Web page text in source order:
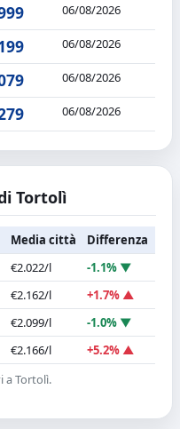
06/08/2026
06/08/2026
06/08/2026
06/08/2026
Tortolì
Media città
Differenza
€2.022/l
-1.1% ▼
€2.162/l
+1.7% ▲
€2.099/l
-1.0% ▼
€2.166/l
+5.2% ▲
a Tortolì.